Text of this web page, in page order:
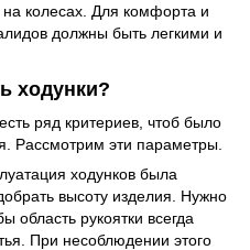
колесах. Для комфорта и
должны быть легкими и
ходунки?
ряд критериев, чтоб было
Рассмотрим эти параметры.
ходунков была
высоту изделия. Нужно
область рукоятки всегда
При несоблюдении этого